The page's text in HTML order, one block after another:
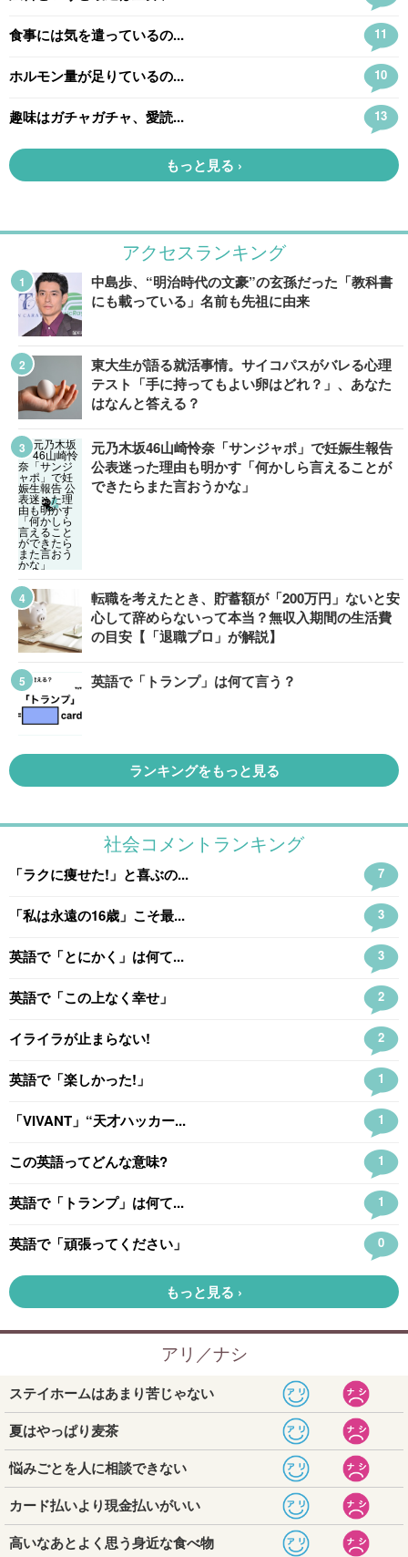
アクセスランキング
中島歩、“明治時代の文豪”の玄孫だった「教科書
にも載っている」名前も先祖に由来
東大生が語る就活事情。サイコパスがバレる心理
テスト「手に持ってもよい卵はどれ？」、あなた
はなんと答える？
元乃木坂46山崎怜奈「サンジャポ」で妊娠生報告
公表迷った理由も明かす「何かしら言えることが
できたらまた言おうかな」
転職を考えたとき、貯蓄額が「200万円」ないと安
心して辞めらないって本当？無収入期間の生活費
の目安【「退職プロ」が解説】
英語で「トランプ」は何て言う？
ランキングをもっと見る